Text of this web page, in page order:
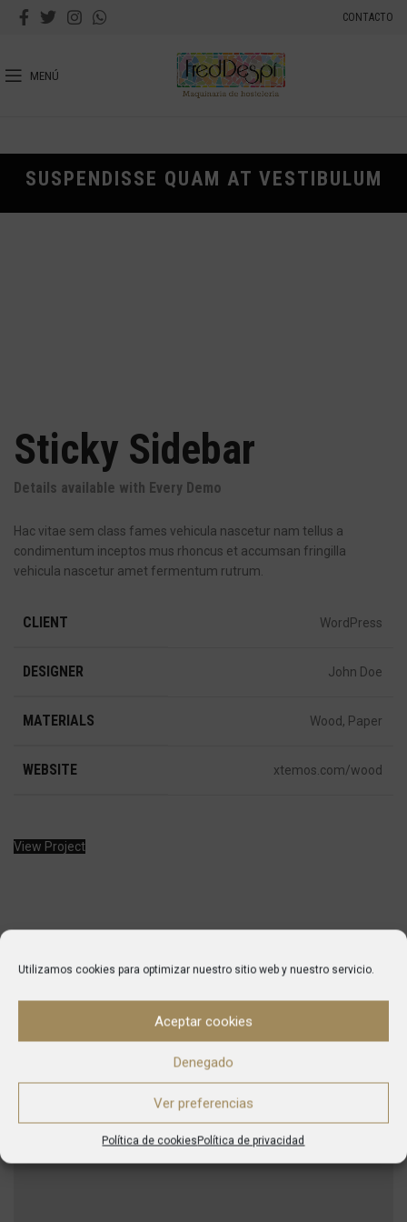
Utilizamos cookies para optimizar nuestro sitio web y nuestro servicio.
Aceptar cookies
Denegado
Ver preferencias
Política de cookiesPolítica de privacidad
CONTACTO
MENÚ
SUSPENDISSE QUAM AT VESTIBULUM
Sticky Sidebar
Details available with Every Demo
Hac vitae sem class fames vehicula nascetur nam tellus a
condimentum inceptos mus rhoncus et accumsan fringilla
vehicula nascetur amet fermentum rutrum.
CLIENT WordPress
DESIGNER John Doe
MATERIALS Wood, Paper
WEBSITE xtemos.com/wood
View Project
Mayores
RELATED PROJECTS